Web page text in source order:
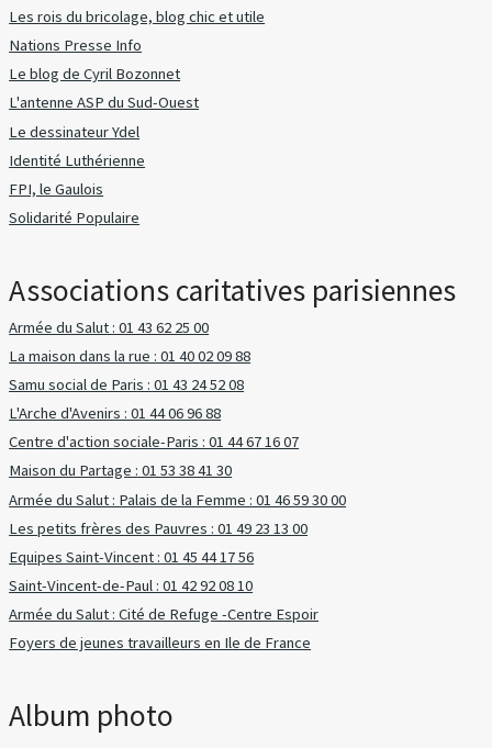
Les rois du bricolage, blog chic et utile
Nations Presse Info
Le blog de Cyril Bozonnet
L'antenne ASP du Sud-Ouest
Le dessinateur Ydel
Identité Luthérienne
FPI, le Gaulois
Solidarité Populaire
Associations caritatives parisiennes
Armée du Salut : 01 43 62 25 00
La maison dans la rue : 01 40 02 09 88
Samu social de Paris : 01 43 24 52 08
L'Arche d'Avenirs : 01 44 06 96 88
Centre d'action sociale-Paris : 01 44 67 16 07
Maison du Partage : 01 53 38 41 30
Armée du Salut : Palais de la Femme : 01 46 59 30 00
Les petits frères des Pauvres : 01 49 23 13 00
Equipes Saint-Vincent : 01 45 44 17 56
Saint-Vincent-de-Paul : 01 42 92 08 10
Armée du Salut : Cité de Refuge -Centre Espoir
Foyers de jeunes travailleurs en Ile de France
Album photo